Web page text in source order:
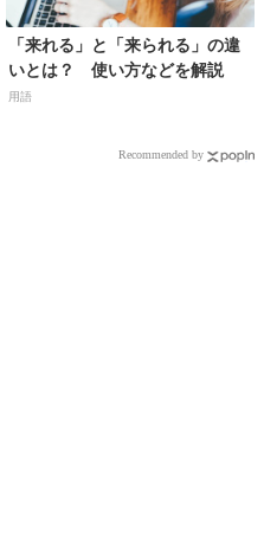
「来れる」と「来られる」の違
いとは？ 使い方などを解説
用語
Recommended by